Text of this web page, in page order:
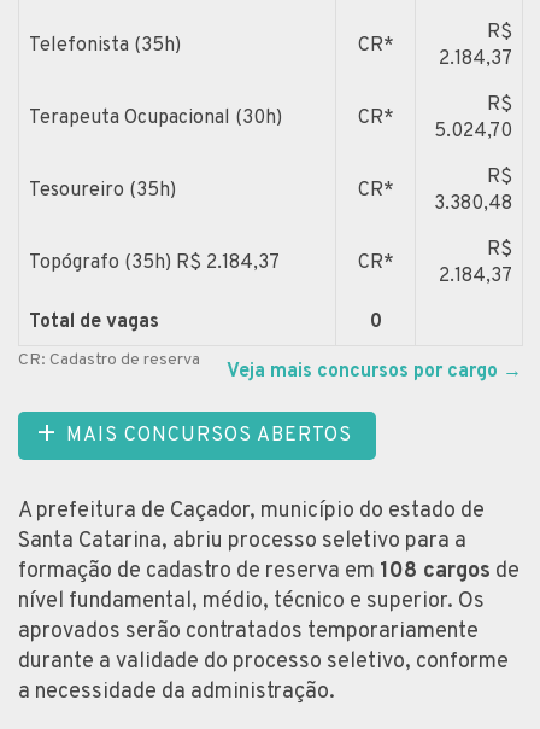
Telefonista (35h) CR*
R$
2.184,37
Terapeuta Ocupacional (30h) CR*
R$
5.024,70
Tesoureiro (35h) CR*
R$
3.380,48
Topógrafo (35h) R$ 2.184,37 CR*
R$
2.184,37
Total de vagas
0
CR: Cadastro de reserva Veja mais concursos por cargo →
MAIS CONCURSOS ABERTOS
A prefeitura de Caçador, município do estado de
Santa Catarina, abriu processo seletivo para a
formação de cadastro de reserva em 108 cargos de
nível fundamental, médio, técnico e superior. Os
aprovados serão contratados temporariamente
durante a validade do processo seletivo, conforme
a necessidade da administração.